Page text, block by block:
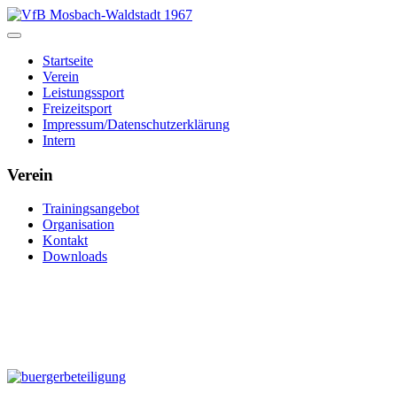
Startseite
Verein
Leistungssport
Freizeitsport
Impressum/Datenschutzerklärung
Intern
Verein
Trainingsangebot
Organisation
Kontakt
Downloads